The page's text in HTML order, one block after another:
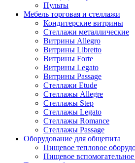
Пульты
Мебель торговая и стеллажи
Кондитерские витрины
Стеллажи металлические
Витрины Allegro
Витрины Libretto
Витрины Forte
Витрины Legato
Витрины Passage
Стеллажи Etude
Стеллажы Allegre
Стеллажы Step
Стеллажы Legato
Стеллажы Romance
Стеллажы Passage
Оборудование для общепита
Пищевое тепловое
Пищевое